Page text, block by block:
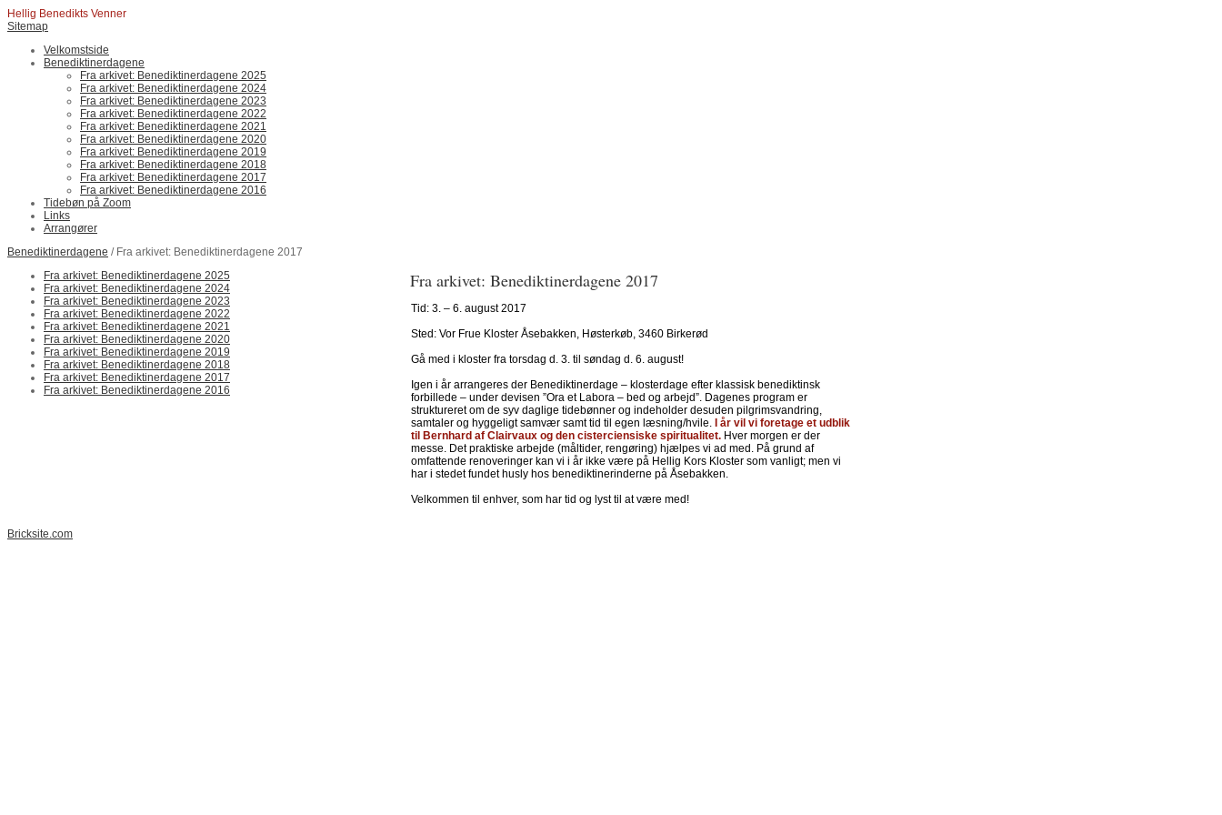
Hellig Benedikts Venner
Sitemap
Velkomstside
Benediktinerdagene
Fra arkivet: Benediktinerdagene 2025
Fra arkivet: Benediktinerdagene 2024
Fra arkivet: Benediktinerdagene 2023
Fra arkivet: Benediktinerdagene 2022
Fra arkivet: Benediktinerdagene 2021
Fra arkivet: Benediktinerdagene 2020
Fra arkivet: Benediktinerdagene 2019
Fra arkivet: Benediktinerdagene 2018
Fra arkivet: Benediktinerdagene 2017
Fra arkivet: Benediktinerdagene 2016
Tidebøn på Zoom
Links
Arrangører
Benediktinerdagene / Fra arkivet: Benediktinerdagene 2017
Fra arkivet: Benediktinerdagene 2025
Fra arkivet: Benediktinerdagene 2024
Fra arkivet: Benediktinerdagene 2023
Fra arkivet: Benediktinerdagene 2022
Fra arkivet: Benediktinerdagene 2021
Fra arkivet: Benediktinerdagene 2020
Fra arkivet: Benediktinerdagene 2019
Fra arkivet: Benediktinerdagene 2018
Fra arkivet: Benediktinerdagene 2017
Fra arkivet: Benediktinerdagene 2016
Fra arkivet: Benediktinerdagene 2017
Tid: 3. – 6. august 2017
Sted: Vor Frue Kloster Åsebakken, Høsterkøb, 3460 Birkerød
Gå med i kloster fra torsdag d. 3. til søndag d. 6. august!
Igen i år arrangeres der Benediktinerdage – klosterdage efter klassisk benediktinsk
forbillede – under devisen ”Ora et Labora – bed og arbejd”. Dagenes program er
struktureret om de syv daglige tidebønner og indeholder desuden pilgrimsvandring,
samtaler og hyggeligt samvær samt tid til egen læsning/hvile.
I år vil vi foretage et udblik
til Bernhard af Clairvaux og den cisterciensiske spiritualitet. Hver morgen er der
messe. Det praktiske arbejde (måltider, rengøring) hjælpes vi ad med. På grund af
omfattende renoveringer kan vi i år ikke være på Hellig Kors Kloster som vanligt; men vi
har i stedet fundet husly hos benediktinerinderne på Åsebakken.
Velkommen til enhver, som har tid og lyst til at være med!
Bricksite.com